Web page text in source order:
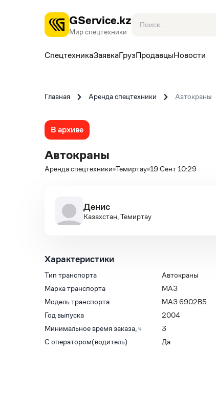
GService.kz
Мир спецтехники
СпецтехникаЗаявкаГрузПродавцыНовости
Главная Аренда спецтехники Автокраны
В архиве
Автокраны
Аренда спецтехники Темиртау 19 Сент 10:29
Денис
Казахстан, Темиртау
Характеристики
Тип транспорта
Автокраны
Марка транспорта
МАЗ
Модель транспорта
МАЗ 6902В5
Год выпуска
2004
Минимальное время заказа, ч
3
С оператором(водитель)
Да